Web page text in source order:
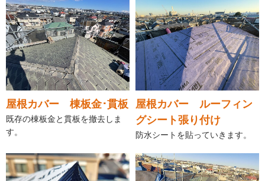
屋根カバー 棟板金･貫板
既存の棟板金と貫板を撤去しま
す。
屋根カバー ルーフィン
グシート張り付け
防水シートを貼っていきます。